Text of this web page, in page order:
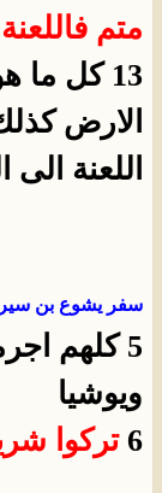
متم
13 كل
الارض
اللعنة الى
سفر يشوع بن سيراخ
5 كلهم
ويوشيا
6 تركوا